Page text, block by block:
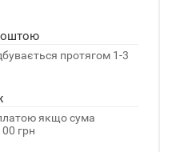
протягом 1-3
якщо сума
грн